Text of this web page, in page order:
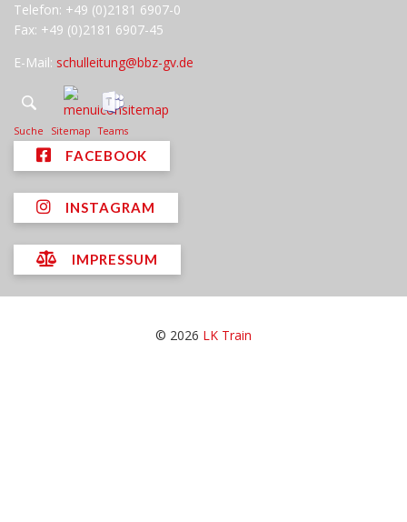
Telefon: +49 (0)2181 6907-0
Fax: +49 (0)2181 6907-45
E-Mail: schulleitung@bbz-gv.de
Suche Sitemap Teams
FACEBOOK
INSTAGRAM
IMPRESSUM
© 2026 LK Train